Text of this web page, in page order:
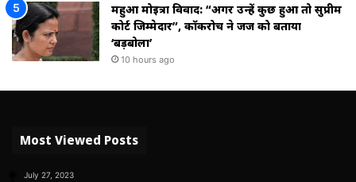
महुआ मोइत्रा विवाद: “अगर उन्हें कुछ हुआ तो सुप्रीम
कोर्ट जिम्मेदार”, कॉकरोच ने जज को बताया
‘बड़बोला’
10 hours ago
Most Viewed Posts
July 27, 2023